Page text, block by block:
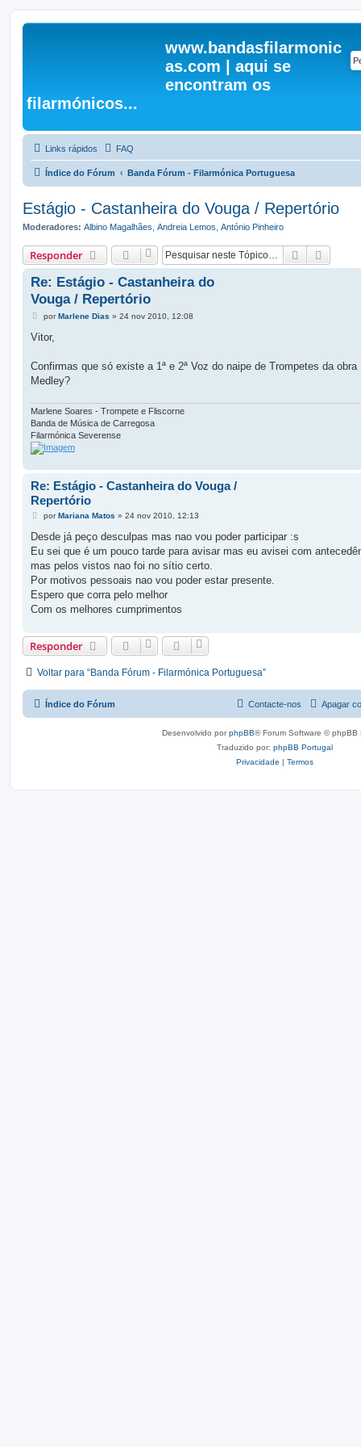
www.bandasfilarmonic
as.com | aqui se
encontram os
filarmónicos...
Links rápidos FAQ
Índice do Fórum Banda Fórum - Filarmónica Portuguesa
Estágio - Castanheira do Vouga / Repertório
Moderadores: Albino Magalhães Andreia Lemos António Pinheiro
Responder Pesquisar
Re: Estágio - Castanheira do
Vouga / Repertório
M
n
g
m
porMarlene Dias » 24 nov 2010, 12:08
Vitor,
Confirmas que só existe a 1ª e 2ª Voz do naipe de Trompetes da obra
Medley?
Marlene Soares - Trompete e Fliscorne
Banda de Música de Carregosa
Filarmónica Severense
Re: Estágio - Castanheira do Vouga /
Repertório
M
n
a
g
m
por Mariana Matos » 24 nov 2010, 12:13
Desde já peço desculpas mas nao vou poder participar :s
Eu sei que é um pouco tarde para avisar mas eu avisei com
mas pelos vistos nao foi no sítio certo.
Por motivos pessoais nao vou poder estar presente.
Espero que corra pelo melhor
Com os melhores cumprimentos
Responder
Voltar para “Banda Fórum - Filarmónica Portuguesa”
Índice do Fórum Apagar
Contacte-nos
Desenvolvido porphpBB® Forum Software © phpBB
Traduzido por: phpBB Portugal
Privacidade
Termos